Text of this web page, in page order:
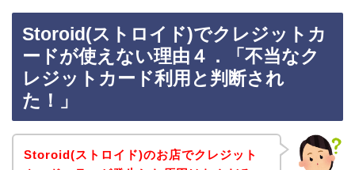
Storoid(ストロイド)でクレジットカ
ードが使えない理由４．「不当なク
レジットカード利用と判断され
た！」
Storoid(ストロイド)のお店でクレジット